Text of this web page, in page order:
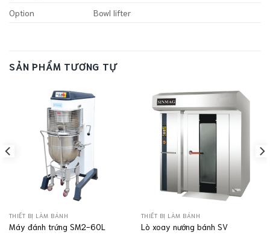
Option Bowl lifter
SẢN PHẨM TƯƠNG TỰ
THIẾT BỊ LÀM BÁNH
Máy đánh trứng SM2-60L
THIẾT BỊ LÀM BÁNH
Lò xoay nướng bánh SV